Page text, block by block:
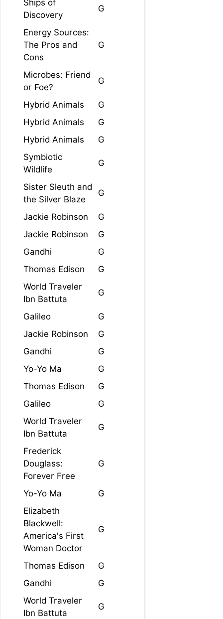
Ships of
Discovery
G
Energy Sources:
The Pros and
Cons
G
Microbes: Friend
or Foe?
G
Hybrid Animals
G
Hybrid Animals
G
Hybrid Animals
G
Symbiotic
Wildlife
G
Sister Sleuth and
the Silver Blaze
G
Jackie Robinson
G
Jackie Robinson
G
Gandhi
G
Thomas Edison
G
World Traveler
Ibn Battuta
G
Galileo
G
Jackie Robinson
G
Gandhi
G
Yo-Yo Ma
G
Thomas Edison
G
Galileo
G
World Traveler
Ibn Battuta
G
Frederick
Douglass:
Forever Free
G
Yo-Yo Ma
G
Elizabeth
Blackwell:
America's First
Woman Doctor
G
Thomas Edison
G
Gandhi
G
World Traveler
Ibn Battuta
G